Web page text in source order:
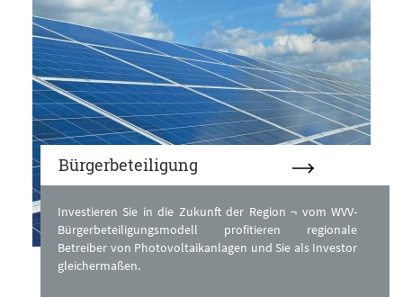
Bürgerbeteiligung
Investieren Sie in die Zukunft der Region ¬ vom WVV-
Bürgerbeteiligungsmodell profitieren regionale
Betreiber von Photovoltaikanlagen und Sie als Investor
gleichermaßen.